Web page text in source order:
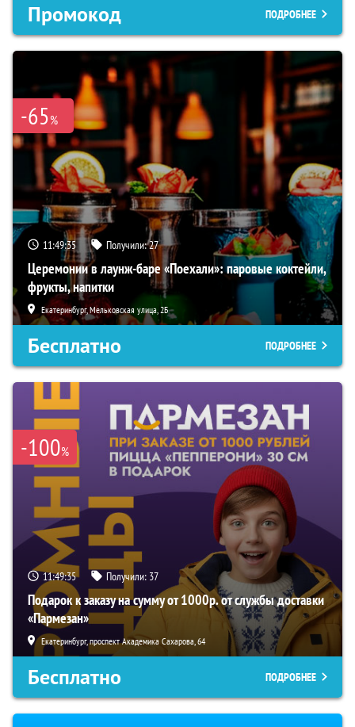
Промокод ПОДРОБНЕЕ
-65%
11:49:35 Получили:27
Церемонии в лаунж-баре «Поехали»: паровые коктейли,
фрукты, напитки
Екатеринбург, Мельковская улица, 2Б
Бесплатно ПОДРОБНЕЕ
-100%
11:49:35 Получили: 37
Подарок к заказу на сумму от 1000р. от службы доставки
«Пармезан»
Екатеринбург, проспект Академика Сахарова, 64
Бесплатно ПОДРОБНЕЕ